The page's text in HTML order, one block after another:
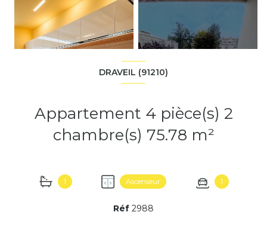
DRAVEIL (91210)
Appartement 4 pièce(s) 2
chambre(s) 75.78 m²
1 Ascenseur 1
Réf 2988